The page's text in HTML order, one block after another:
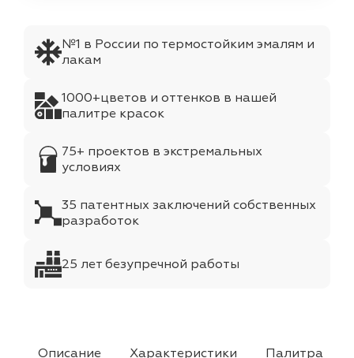
№1 в России по термостойким эмалям и
лакам
1000+цветов и оттенков в нашей
палитре красок
75+ проектов в экстремальных
условиях
35 патентных заключений собственных
разработок
25 лет безупречной работы
Описание Характеристики Палитра